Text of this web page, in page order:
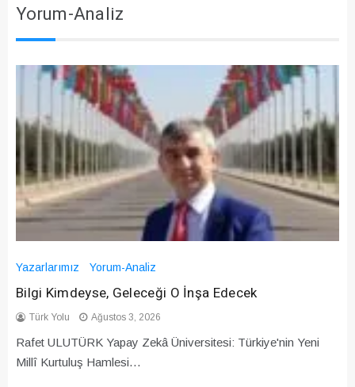
Yorum-Analiz
Yazarlarımız Yorum-Analiz
Bilgi Kimdeyse, Geleceği O İnşa Edecek
Türk Yolu Ağustos 3, 2026
Rafet ULUTÜRK Yapay Zekâ Üniversitesi: Türkiye'nin Yeni
Millî Kurtuluş Hamlesi…